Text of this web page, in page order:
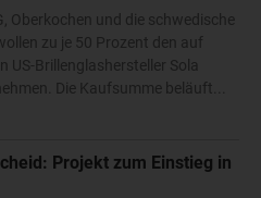
Oberkochen und die schwedische
zu je 50 Prozent den auf
US-Brillenglashersteller Sola
Die Kaufsumme beläuft...
Projekt zum Einstieg in